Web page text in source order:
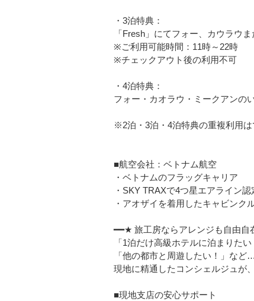
・3泊特典：
「Fresh」にてフォー、カウラウ
※ご利用可能時間：11時～22時
※チェックアウト後の利用不可
・4泊特典：
フォー・カオラウ・ミークアンの
※2泊・3泊・4泊特典の重複利用は
■航空会社：ベトナム航空
・ベトナムのフラッグキャリア
・SKY TRAXで4つ星エアライン認
・アオザイを着用したキャビンク
━━★ 旅工房ならアレンジも自由
「1泊だけ高級ホテルに泊まりたい
「他の都市と周遊したい！」など…
現地に精通したコンシェルジュが
■現地支店の安心サポート